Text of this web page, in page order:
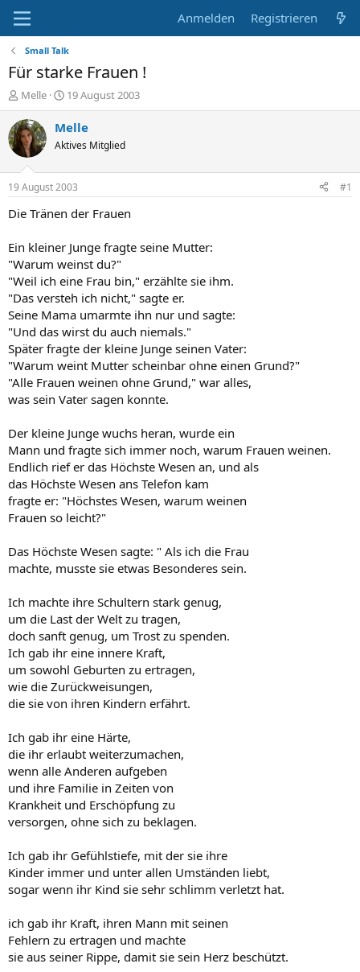
Anmelden Registrieren
Small Talk
Für starke Frauen !
E
r
s
t
e
e
r
Melle
E
r
s
e
l
t
a
19 August 2003
Melle
Aktives Mitglied
19 August 2003 #1
Die Tränen der Frauen
Ein kleiner Junge fragte seine Mutter:
"Warum weinst du?"
"Weil ich eine Frau bin," erzählte sie ihm.
"Das versteh ich nicht," sagte er.
Seine Mama umarmte ihn nur und sagte:
"Und das wirst du auch niemals."
Später fragte der kleine Junge seinen Vater:
"Warum weint Mutter scheinbar ohne einen Grund?"
"Alle Frauen weinen ohne Grund," war alles,
was sein Vater sagen konnte.
Der kleine Junge wuchs heran, wurde ein
Mann und fragte sich immer noch, warum Frauen weinen.
Endlich rief er das Höchste Wesen an, und als
das Höchste Wesen ans Telefon kam
fragte er: "Höchstes Wesen, warum weinen
Frauen so leicht?"
Das Höchste Wesen sagte: " Als ich die Frau
machte, musste sie etwas Besonderes sein.
Ich machte ihre Schultern stark genug,
um die Last der Welt zu tragen,
doch sanft genug, um Trost zu spenden.
Ich gab ihr eine innere Kraft,
um sowohl Geburten zu ertragen,
wie die Zurückweisungen,
die sie von ihren Kindern erfährt.
Ich gab ihr eine Härte,
die ihr erlaubt weiterzumachen,
wenn alle Anderen aufgeben
und ihre Familie in Zeiten von
Krankheit und Erschöpfung zu
versorgen, ohne sich zu beklagen.
Ich gab ihr Gefühlstiefe, mit der sie ihre
Kinder immer und unter allen Umständen liebt,
sogar wenn ihr Kind sie sehr schlimm verletzt hat.
ich gab ihr Kraft, ihren Mann mit seinen
Fehlern zu ertragen und machte
sie aus seiner Rippe, damit sie sein Herz beschützt.